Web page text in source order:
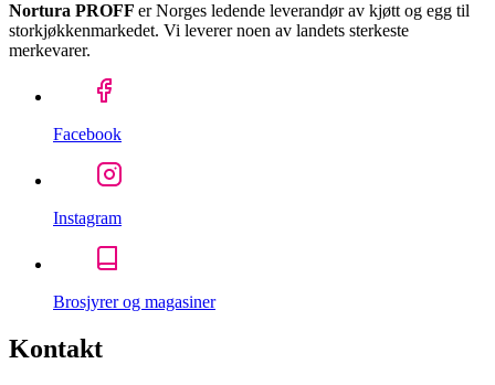
Nortura PROFF er Norges ledende leverandør av kjøtt og egg til
storkjøkkenmarkedet. Vi leverer noen av landets sterkeste
merkevarer.
Facebook
Instagram
Brosjyrer og magasiner
Kontakt